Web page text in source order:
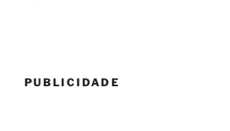
PUBLICIDADE